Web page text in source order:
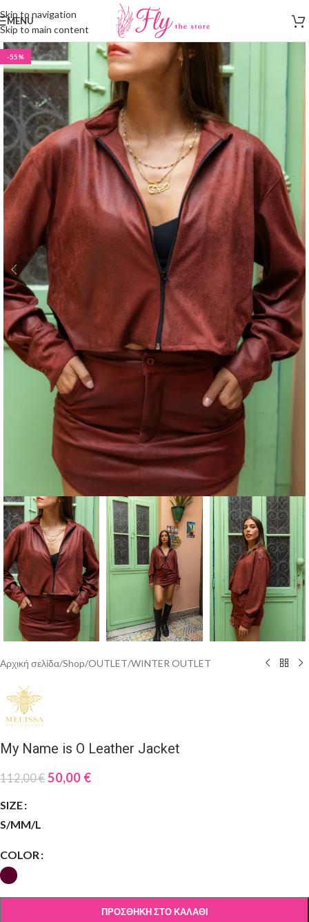
Skip to navigation
Skip to main content
MENU
-55%
Αρχική σελίδα/Shop/OUTLET/WINTER OUTLET
My Name is O Leather Jacket
112,00€ 50,00 €
SIZE
S/MM/L
COLOR
ΠΡΟΣΘΉΚΗ ΣΤΟ ΚΑΛΆΘΙ